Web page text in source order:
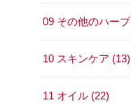
09 その他のハーブ
10 スキンケア (13)
11 オイル (22)